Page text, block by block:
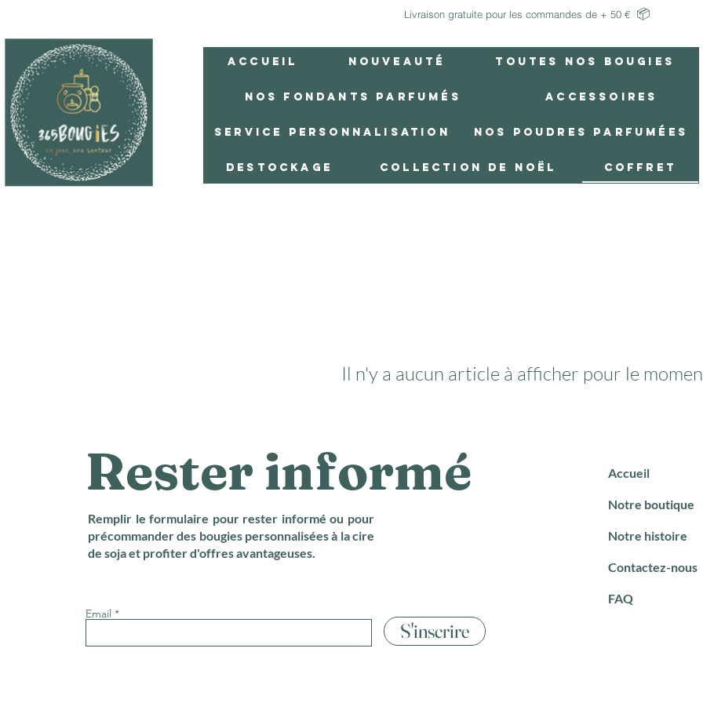
Livraison gratuite pour les commandes de + 50 €📦
Accueil Nouveauté Toutes Nos Bougies
Nos Fondants Parfumés Accessoires
Service Personnalisation Nos poudres parfumées
Destockage Collection de Noël Coffret
Il n'y a aucun article à afficher pour le
Rester informé
Remplir le formulaire pour rester informé ou pour
précommander des bougies personnalisées à la cire
de soja et profiter d'offres avantageuses.
Email
S'inscrire
Accueil
Notre boutique
Notre histoire
Contactez-nous
FAQ